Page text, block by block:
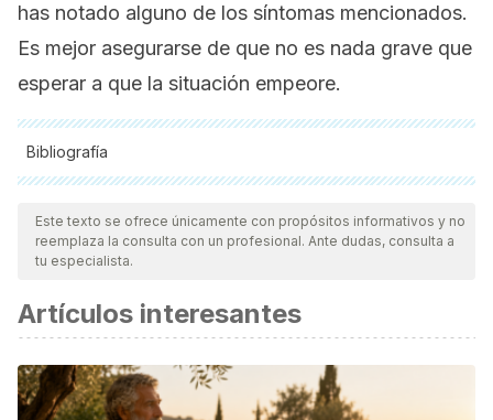
has notado alguno de los síntomas mencionados.
Es mejor asegurarse de que no es nada grave que
esperar a que la situación empeore.
Bibliografía
Todas las fuentes citadas fueron revisadas a profundidad por
nuestro equipo, para asegurar su calidad, confiabilidad,
vigencia y validez.La bibliografía de este artículo fue
científica.
de Alba Romero, C., Marcos, M. P., & Calle, C. M. (2012). Las
cervicalgias en la consulta de atención primaria.
Formación Médica Continuada en Atención Primaria
Este texto se ofrece únicamente con propósitos informativos y no
reemplaza la consulta con un profesional. Ante dudas, consulta a
tu especialista.
Artículos interesantes